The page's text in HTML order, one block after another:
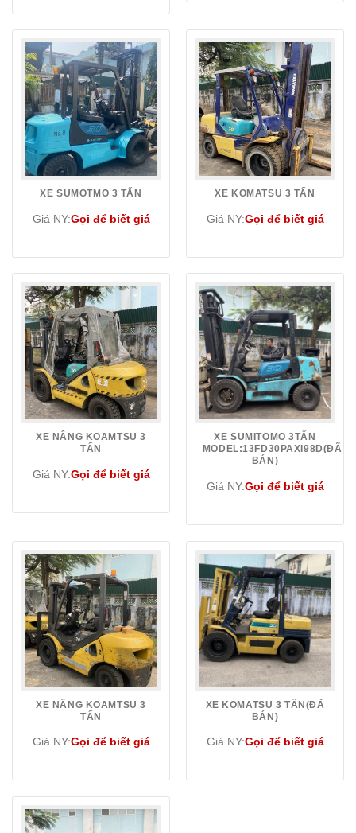
XE SUMOTMO 3 TẤN
Giá NY:Gọi để biết giá
XE KOMATSU 3 TẤN
Giá NY:Gọi để biết giá
XE NÂNG KOAMTSU 3
TẤN
Giá NY:Gọi để biết giá
XE SUMITOMO 3TẤN
MODEL:13FD30PAXI98D(ĐÃ
BÁN)
Giá NY:Gọi để biết giá
XE NÂNG KOAMTSU 3
TẤN
Giá NY:Gọi để biết giá
XE KOMATSU 3 TẤN(ĐÃ
BÁN)
Giá NY:Gọi để biết giá